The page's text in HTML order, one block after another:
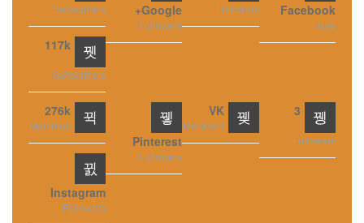
Facebook
Likes
Followers
Google+
Followers
Subscribers
117k
Subscribers
3
Followers
VK
Members
Pinterest
Followers
276k
Members
Instagram
Followers